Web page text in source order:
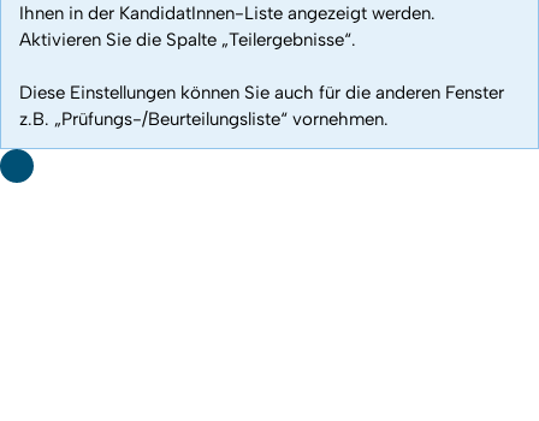
Ihnen in der KandidatInnen-Liste angezeigt werden.
Aktivieren Sie die Spalte „Teilergebnisse“.
Diese Einstellungen können Sie auch für die anderen Fenster
z.B. „Prüfungs-/Beurteilungsliste“ vornehmen.